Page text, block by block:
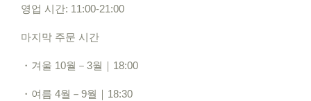
영업 시간: 11:00-21:00
마지막 주문 시간
・겨울 10월－3월｜18:00
・여름 4월－9월｜18:30